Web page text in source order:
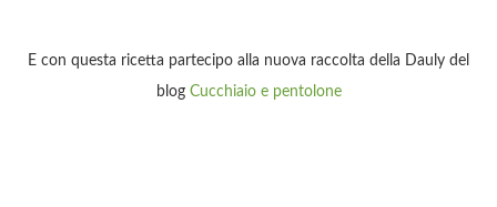
E con questa ricetta partecipo alla nuova raccolta della Dauly del
blog Cucchiaio e pentolone